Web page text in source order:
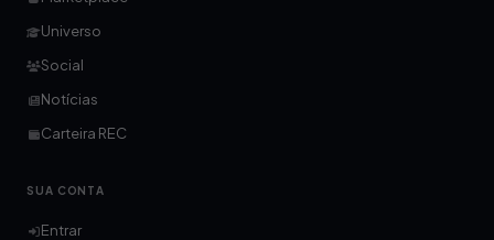
Universo
Social
Notícias
Carteira REC
SUA CONTA
Entrar